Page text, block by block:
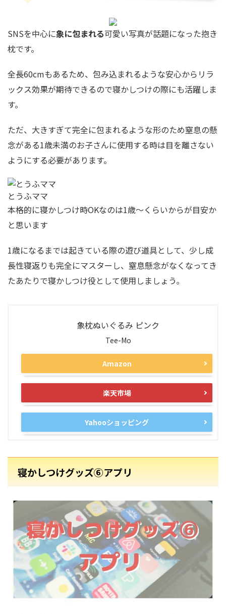
SNSを中心に象に包まれる可愛い写真が話題になった抱き
枕です。
全長60cmもあるため、包み込まれるような安心からリラ
ックス効果が期待できるので寝かしつけの際にも活躍しま
す。
ただ、大きすぎて完全に包まれるような形のため窒息の懸
念がある1歳未満のお子さんに使用する時は目を離さない
ようにする必要があります。
とうふママ
本格的に寝かしつけ時OKなのは1歳〜くらいからが目安か
と思います
1歳になるまでは起きている際の遊び道具として、少し成
長性寝返りも完全にマスターし、窒息懸念がなくなってき
たあたりで寝かしつけ役として使用しましょう。
象枕ぬいぐるみ ピンク
Tee-Mo
Amazon
楽天市場
Yahooショッピング
寝かしつけグッズ⑥アプリ